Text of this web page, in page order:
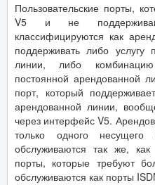
Пользовательские порты,
V5 и не
классифицируются как
поддерживать либо услугу
линии, либо
постоянной арендованной
порт, который
арендованной линии,
через интерфейс V5.
только одного
обслуживаются так же,
порты, которые требуют
обслуживаются как порты